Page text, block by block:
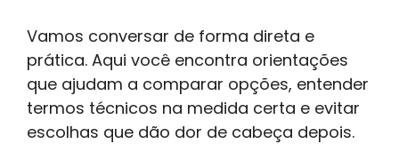
Vamos conversar de forma direta e
prática. Aqui você encontra orientações
que ajudam a comparar opções, entender
termos técnicos na medida certa e evitar
escolhas que dão dor de cabeça depois.